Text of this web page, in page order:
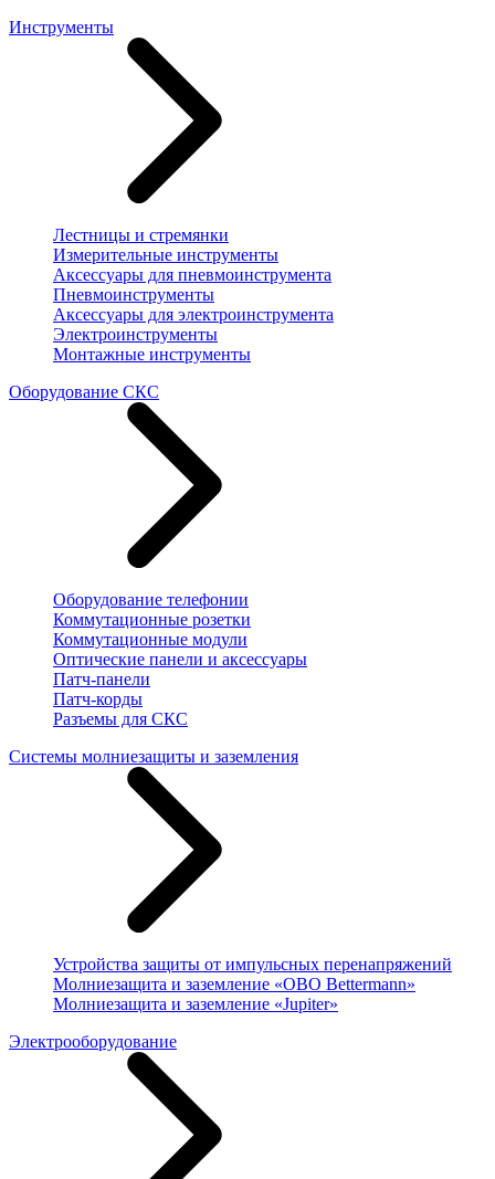
Инструменты
Лестницы и стремянки
Измерительные инструменты
Аксессуары для пневмоинструмента
Пневмоинструменты
Аксессуары для электроинструмента
Электроинструменты
Монтажные инструменты
Оборудование СКС
Оборудование телефонии
Коммутационные розетки
Коммутационные модули
Оптические панели и аксессуары
Патч-панели
Патч-корды
Разъемы для СКС
Системы молниезащиты и заземления
Устройства защиты от импульсных перенапряжений
Молниезащита и заземление «OBO Bettermann»
Молниезащита и заземление «Jupiter»
Электрооборудование